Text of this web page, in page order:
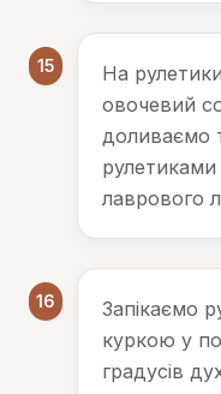
15
На
овочевий
доливаємо
лаврового
16
Запікаємо
куркою у
градусів